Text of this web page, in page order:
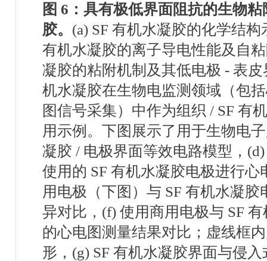
图 6 ： 具有极低界面阻抗的生物
胶。 (a) SF 有机水凝胶的化学结
有机水凝胶的离子导电性能及自
凝胶的粘附机制及其低电极 - 表皮
机水凝胶在生物电监测领域（包
图信号采集）中作为组织 / SF 有
用示例。下图展示了用于生物电
凝胶 / 电极界面等效电路模型，
使用的 SF 有机水凝胶电极进行心
用电极（下图）与 SF 有机水凝胶
异对比， (f) 使用商用电极与 SF 有
的心电图测量结果对比；虚线框
形， (g) SF 有机水凝胶界面与侵